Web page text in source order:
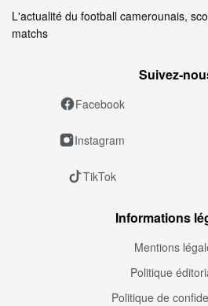
L'actualité du football camerounais,
matchs
Facebook
Instagram
TikTok
Informations
Mentions
Politique
Politique de